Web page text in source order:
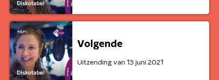
Volgende
Uitzending van 13 juni 2021